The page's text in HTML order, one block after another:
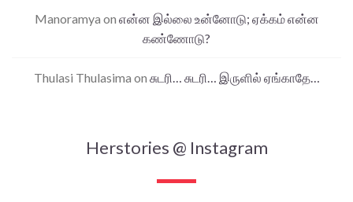
Manoramya on என்ன இல்லை உன்னோடு; ஏக்கம் என்ன
கண்ணோடு?
Thulasi Thulasima on சுடரி… சுடரி… இருளில் ஏங்காதே…
Herstories @ Instagram